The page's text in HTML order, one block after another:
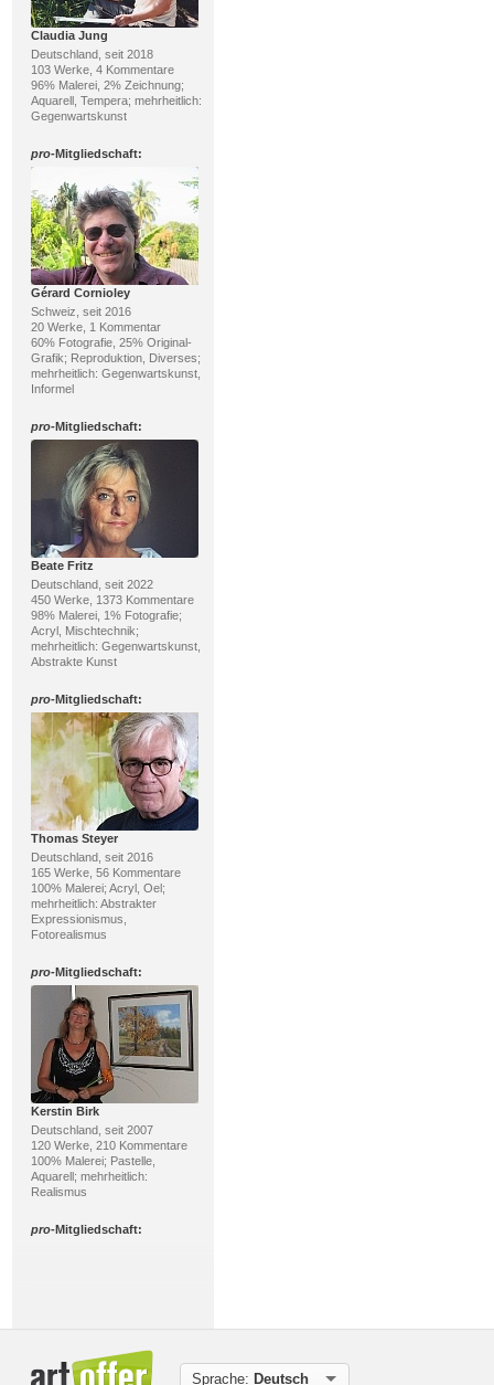
Claudia Jung
Deutschland, seit 2018
103 Werke, 4 Kommentare
96% Malerei, 2% Zeichnung;
Aquarell, Tempera; mehrheitlich:
Gegenwartskunst
pro-Mitgliedschaft:
Gérard Cornioley
Schweiz, seit 2016
20 Werke, 1 Kommentar
60% Fotografie, 25% Original-
Grafik; Reproduktion, Diverses;
mehrheitlich: Gegenwartskunst,
Informel
pro-Mitgliedschaft:
Beate Fritz
Deutschland, seit 2022
450 Werke, 1373 Kommentare
98% Malerei, 1% Fotografie;
Acryl, Mischtechnik;
mehrheitlich: Gegenwartskunst,
Abstrakte Kunst
pro-Mitgliedschaft:
Thomas Steyer
Deutschland, seit 2016
165 Werke, 56 Kommentare
100% Malerei; Acryl, Oel;
mehrheitlich: Abstrakter
Expressionismus,
Fotorealismus
pro-Mitgliedschaft:
Kerstin Birk
Deutschland, seit 2007
120 Werke, 210 Kommentare
100% Malerei; Pastelle,
Aquarell; mehrheitlich:
Realismus
pro-Mitgliedschaft:
Sprache: Deutsch